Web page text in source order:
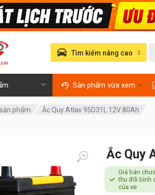
Sản phẩm vừa xem
Tìm kiếm nâng cao
phẩm Ắc Quy Atlas 95D31L 12V 80Ah
Ắc Quy
Giá bán
thu đổi bình
của xe